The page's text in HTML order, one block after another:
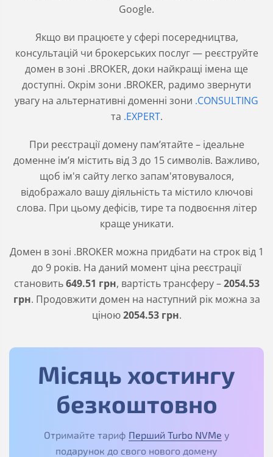
Google.
Якщо ви працюєте у сфері посередництва,
консультацій чи брокерських послуг — реєструйте
домен в зоні .BROKER, доки найкращі імена ще
доступні. Окрім зони .BROKER, радимо звернути
увагу на альтернативні доменні зони .CONSULTING
та .EXPERT.
При реєстрації домену пам’ятайте – ідеальне
доменне ім’я містить від 3 до 15 символів. Важливо,
щоб ім'я сайту легко запам'ятовувалося,
відображало вашу діяльність та містило ключові
слова. При цьому дефісів, тире та подвоєння літер
краще уникати.
Домен в зоні .BROKERможна придбати на строк від 1
до 9 років. На даний момент ціна реєстрації
становить649.51 грн, вартість трансферу –2054.53
грн. Продовжити домен на наступний рік можна за
ціною2054.53грн.
Місяць хостингу
безкоштовно
Отримайте тариф Перший Turbo NVMe у
подарунок до свого нового домену